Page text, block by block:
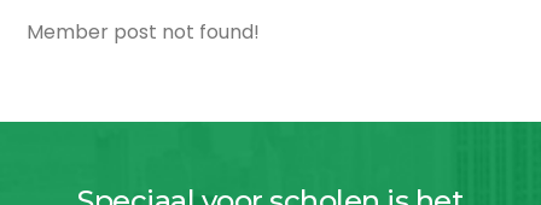
Member post not found!